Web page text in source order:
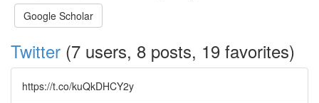
Google Scholar
Twitter (7 users, 8 posts, 19 favorites)
https://t.co/kuQkDHCY2y